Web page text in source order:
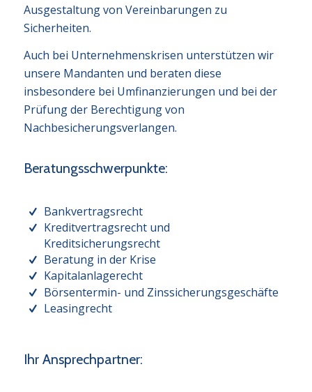
Ausgestaltung von Vereinbarungen zu
Sicherheiten.
Auch bei Unternehmenskrisen unterstützen wir
unsere Mandanten und beraten diese
insbesondere bei Umfinanzierungen und bei der
Prüfung der Berechtigung von
Nachbesicherungsverlangen.
Beratungsschwerpunkte:
Bankvertragsrecht
Kreditvertragsrecht und
Kreditsicherungsrecht
Beratung in der Krise
Kapitalanlagerecht
Börsentermin- und Zinssicherungsgeschäfte
Leasingrecht
Ihr Ansprechpartner: